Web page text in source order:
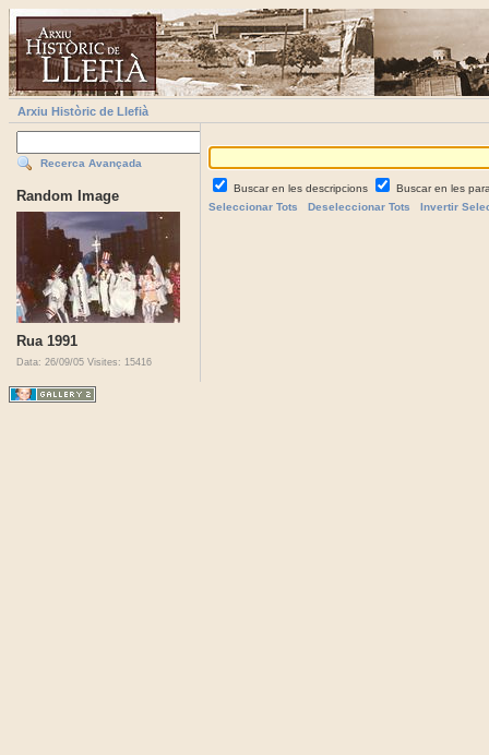
Arxiu Històric de Llefià
Recerca Avançada
Random Image
Rua 1991
Data: 26/09/05 Visites: 15416
Buscar en les descripcions
Buscar en les
Seleccionar Tots
Deseleccionar Tots Invertir